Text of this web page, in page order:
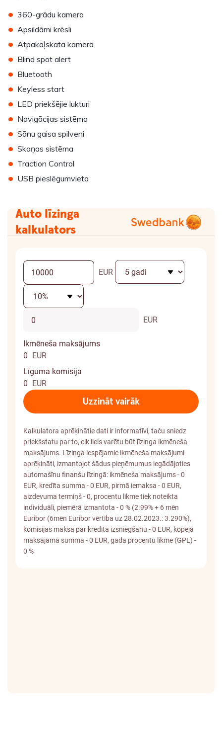
• 360-grādu kamera
• Apsildāmi krēsli
• Atpakaļskata kamera
• Blind spot alert
• Bluetooth
• Keyless start
• LED priekšējie lukturi
• Navigācijas sistēma
• Sānu gaisa spilveni
• Skaņas sistēma
• Traction Control
• USB pieslēgumvieta